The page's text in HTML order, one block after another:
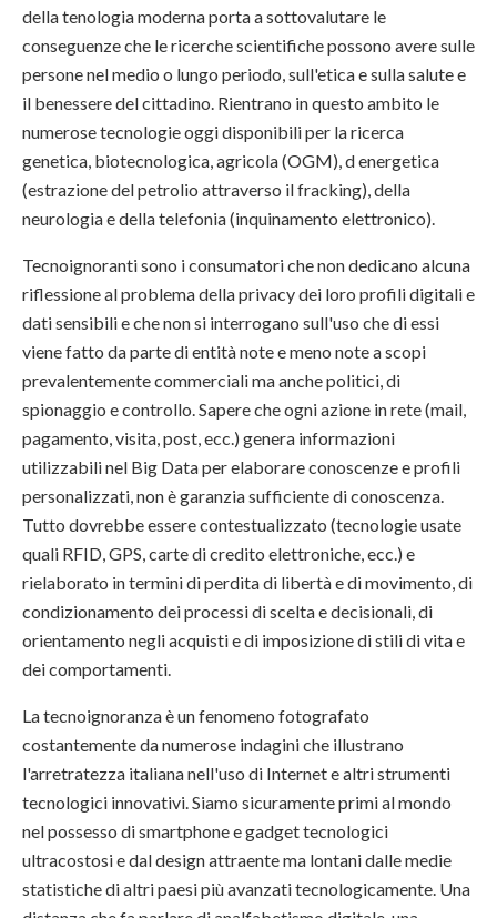
della tenologia moderna porta a sottovalutare le
conseguenze che le ricerche scientifiche possono avere sulle
persone nel medio o lungo periodo, sull'etica e sulla salute e
il benessere del cittadino. Rientrano in questo ambito le
numerose tecnologie oggi disponibili per la ricerca
genetica, biotecnologica, agricola (OGM), d energetica
(estrazione del petrolio attraverso il fracking), della
neurologia e della telefonia (inquinamento elettronico).
Tecnoignoranti sono i consumatori che non dedicano alcuna
riflessione al problema della privacy dei loro profili digitali e
dati sensibili e che non si interrogano sull'uso che di essi
viene fatto da parte di entità note e meno note a scopi
prevalentemente commerciali ma anche politici, di
spionaggio e controllo. Sapere che ogni azione in rete (mail,
pagamento, visita, post, ecc.) genera informazioni
utilizzabili nel Big Data per elaborare conoscenze e profili
personalizzati, non è garanzia sufficiente di conoscenza.
Tutto dovrebbe essere contestualizzato (tecnologie usate
quali RFID, GPS, carte di credito elettroniche, ecc.) e
rielaborato in termini di perdita di libertà e di movimento, di
condizionamento dei processi di scelta e decisionali, di
orientamento negli acquisti e di imposizione di stili di vita e
dei comportamenti.
La tecnoignoranza è un fenomeno fotografato
costantemente da numerose indagini che illustrano
l'arretratezza italiana nell'uso di Internet e altri strumenti
tecnologici innovativi. Siamo sicuramente primi al mondo
nel possesso di smartphone e gadget tecnologici
ultracostosi e dal design attraente ma lontani dalle medie
statistiche di altri paesi più avanzati tecnologicamente. Una